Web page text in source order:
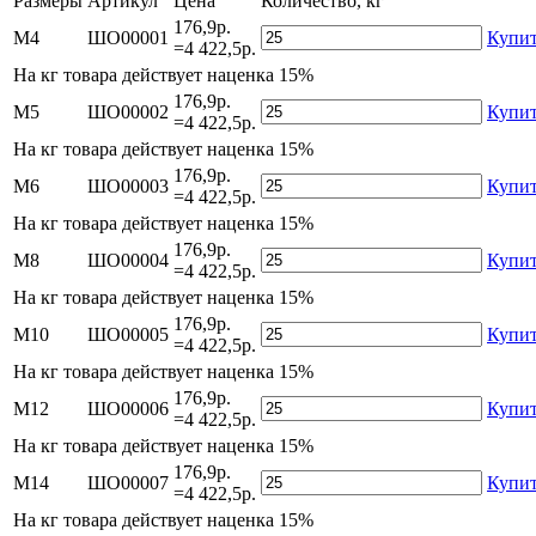
М4
ШО00001
176,9р.
=4 422,5р.
На кг товара действует наценка 15%
М5
ШО00002
176,9р.
=4 422,5р.
На кг товара действует наценка 15%
М6
ШО00003
176,9р.
=4 422,5р.
На кг товара действует наценка 15%
М8
ШО00004
176,9р.
=4 422,5р.
На кг товара действует наценка 15%
М10
ШО00005
176,9р.
=4 422,5р.
На кг товара действует наценка 15%
М12
ШО00006
176,9р.
=4 422,5р.
На кг товара действует наценка 15%
М14
ШО00007
176,9р.
=4 422,5р.
На кг товара действует наценка 15%